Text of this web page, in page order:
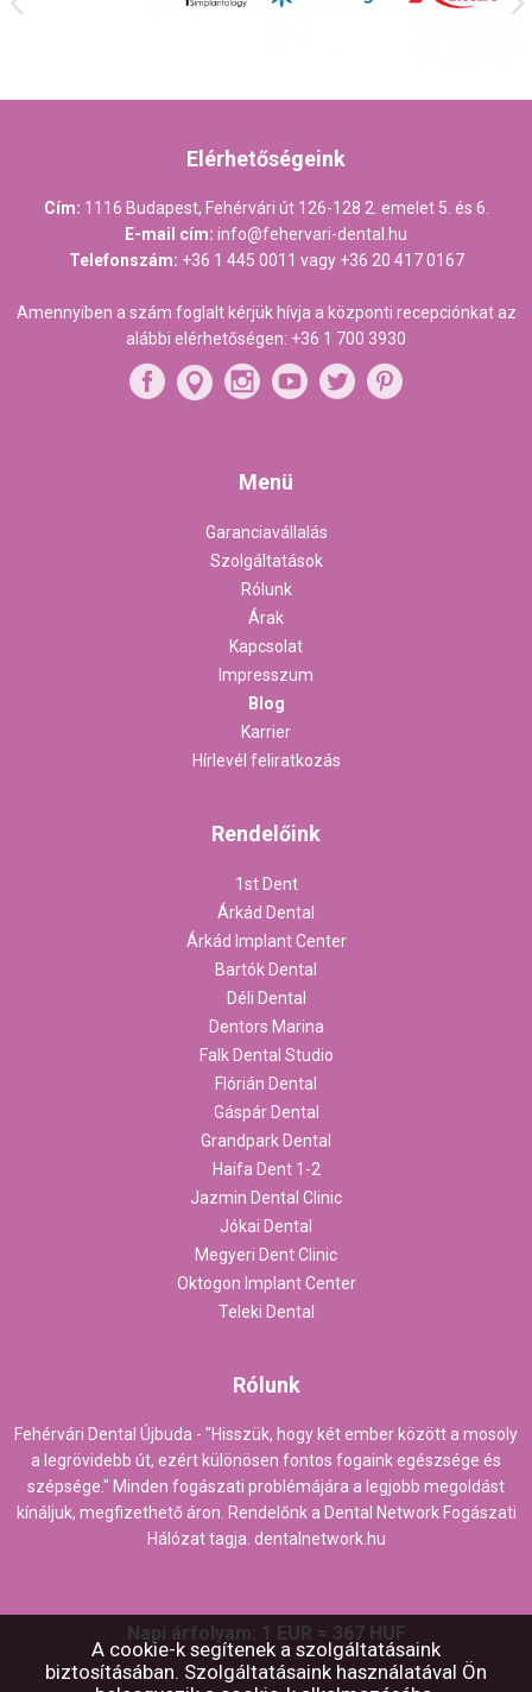
A cookie-k segítenek a szolgáltatásaink
biztosításában. Szolgáltatásaink használatával Ön
Elérhetőségeink
Cím: 1116 Budapest, Fehérvári út 126-128 2. emelet 5. és 6.
E-mail cím: info@fehervari-dental.hu
Telefonszám: +36 1 445 0011 vagy +36 20 417 0167
Amennyiben a szám foglalt kérjük hívja a központi recepciónkat az
alábbi elérhetőségen: +36 1 700 3930
Menü
Garanciavállalás
Szolgáltatások
Rólunk
Árak
Kapcsolat
Impresszum
Blog
Karrier
Hírlevél feliratkozás
Rendelőink
1st Dent
Árkád Dental
Árkád Implant Center
Bartók Dental
Déli Dental
Dentors Marina
Falk Dental Studio
Flórián Dental
Gáspár Dental
Grandpark Dental
Haifa Dent 1-2
Jazmin Dental Clinic
Jókai Dental
Megyeri Dent Clinic
Oktogon Implant Center
Teleki Dental
Rólunk
Fehérvári Dental Újbuda - "Hisszük, hogy két ember között a mosoly
a legrövidebb út, ezért különösen fontos fogaink egészsége és
szépsége." Minden fogászati problémájára a legjobb megoldást
kínáljuk, megfizethető áron. Rendelőnk a Dental Network Fogászati
Hálózat tagja. dentalnetwork.hu
Napi árfolyam: 1 EUR = 367 HUF